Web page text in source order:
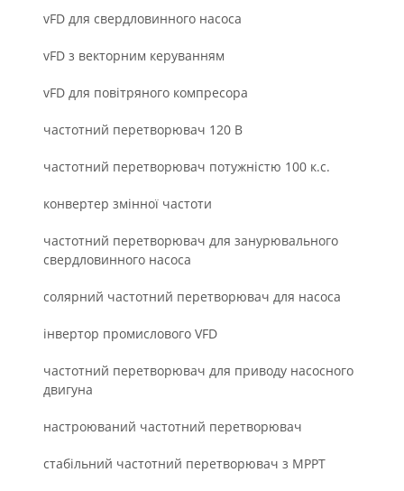
vFD для свердловинного насоса
vFD з векторним керуванням
vFD для повітряного компресора
частотний перетворювач 120 В
частотний перетворювач потужністю 100 к.с.
конвертер змінної частоти
частотний перетворювач для занурювального
свердловинного насоса
солярний частотний перетворювач для насоса
інвертор промислового VFD
частотний перетворювач для приводу насосного
двигуна
настроюваний частотний перетворювач
стабільний частотний перетворювач з MPPT